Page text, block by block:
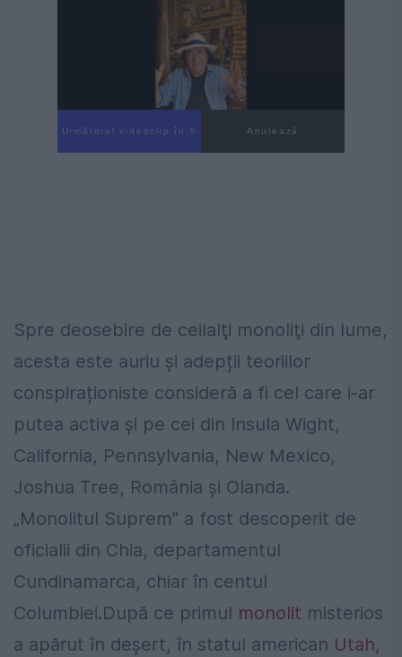
Următorul videoclip în 4 Anulează
Spre deosebire de ceilalţi monoliţi din lume,
acesta este auriu şi adepții teoriilor
conspiraționiste consideră a fi cel care i-ar
putea activa şi pe cei din Insula Wight,
California, Pennsylvania, New Mexico,
Joshua Tree, România și Olanda.
„Monolitul Suprem” a fost descoperit de
oficialii din Chia, departamentul
Cundinamarca, chiar în centul
Columbiei.După ce primul monolit misterios
a apărut în deșert, în statul american Utah,